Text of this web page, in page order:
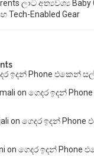
ලාට අත්‍යවශ්‍ය Baby
Tech-Enabled Gear
ඉදන් Phone එකෙන්
on ගෙදර ඉදන්
on ගෙදර ඉදන්
on ගෙදර ඉදන් Phone